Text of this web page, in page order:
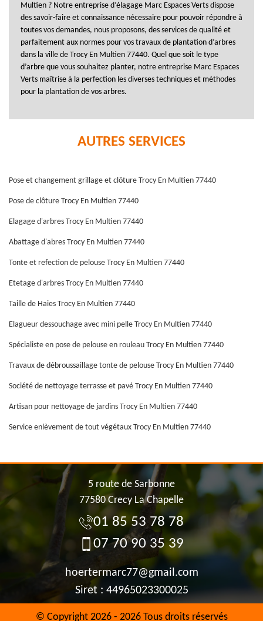
Multien ? Notre entreprise d’élagage Marc Espaces Verts dispose
des savoir-faire et connaissance nécessaire pour pouvoir répondre à
toutes vos demandes, nous proposons, des services de qualité et
parfaitement aux normes pour vos travaux de plantation d’arbres
dans la ville de Trocy En Multien 77440. Quel que soit le type
d’arbre que vous souhaitez planter, notre entreprise Marc Espaces
Verts maîtrise à la perfection les diverses techniques et méthodes
pour la plantation de vos arbres.
AUTRES SERVICES
Pose et changement grillage et clôture Trocy En Multien 77440
Pose de clôture Trocy En Multien 77440
Elagage d'arbres Trocy En Multien 77440
Abattage d'abres Trocy En Multien 77440
Tonte et refection de pelouse Trocy En Multien 77440
Etetage d'arbres Trocy En Multien 77440
Taille de Haies Trocy En Multien 77440
Elagueur dessouchage avec mini pelle Trocy En Multien 77440
Spécialiste en pose de pelouse en rouleau Trocy En Multien 77440
Travaux de débroussaillage tonte de pelouse Trocy En Multien 77440
Société de nettoyage terrasse et pavé Trocy En Multien 77440
Artisan pour nettoyage de jardins Trocy En Multien 77440
Service enlèvement de tout végétaux Trocy En Multien 77440
5 route de Sarbonne
77580 Crecy La Chapelle
01 85 53 78 78
07 70 90 35 39
hoertermarc77@gmail.com
Siret : 44965023300025
© Copyright 2026 - 2026 Tous droits réservés